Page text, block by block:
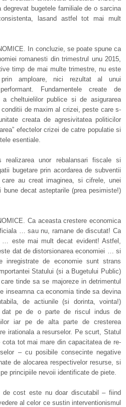
bugetele familiale de o sarcina
lasand astfel tot mai mult
In concluzie, se poate spune ca
romanesti din trimestrul unu 2015,
timp de mai multe trimestre, nu este
prin amploare, nici rezultat al unui
Fundamentele create de
a cheltuielilor publice si de asigurarea
de maxim al crizei, peste care s-
creata de agresivitatea politicilor
efectelor crizei de catre populatie si
esentiale.
realizarea unor rebalansari fiscale si
bugetare prin acordarea de subventii
au creat imaginea, si cifrele, unei
decat asteptarile (prea pesimiste!)
Ca aceasta crestere economica
… sau nu, ramane de discutat! Ca
… este mai mult decat evident! Astfel,
dat de distorsionarea economiei … si
inregistrate de economie sunt strans
Statului (si a Bugetului Public)
tinde sa se majoreze in detrimentul
inseamna ca economia tinde sa devina
de actiunile (si dorinta, vointa!)
dat pe de o parte de riscul indus de
iar pe de alta parte de cresterea
irationala a resurselor. Pe scurt, Statul
tot mai mare din capacitatea de re-
– cu posibile consecinte negative
de alocarea respectivelor resurse, si
principiile nevoii identificate de piete.
cost este nu doar discutabil – fiind
al celor ce sustin interventionismul